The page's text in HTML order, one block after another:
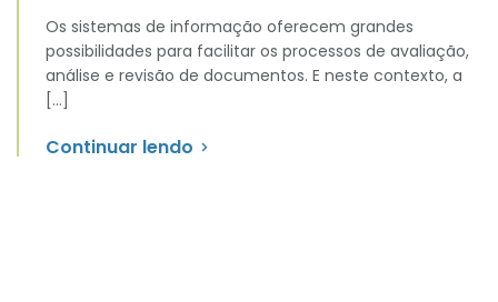
Os sistemas de informação oferecem grandes
possibilidades para facilitar os processos de avaliação,
análise e revisão de documentos. E neste contexto, a
[…]
Continuar lendo